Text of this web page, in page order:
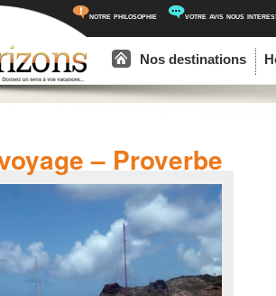
notre philosophie votre avis nous
Aller au contenu principal
Aller au contenu secondaire
Nos destinations
– Proverbe